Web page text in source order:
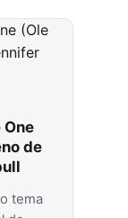
One
de
tema